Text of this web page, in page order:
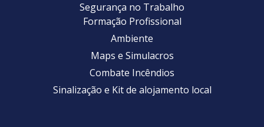
Segurança no Trabalho
Formação Profissional
Ambiente
Maps e Simulacros
Combate Incêndios
Sinalização e Kit de alojamento local